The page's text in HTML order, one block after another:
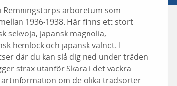
Remningstorps arboretum som
1936-1938. Här finns ett stort
sekvoja, japansk magnolia,
hemlock och japansk valnöt. I
där du kan slå dig ned under träden
strax utanför Skara i det vackra
om de olika trädsorter